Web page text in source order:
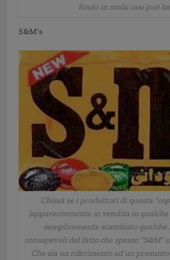
fondo in molti casi può
S&M’s
Chissà se i produttori di questa
(apparentemente in vendita in qualche
semplicemente scambiato
consapevoli del fatto che spesso “S&M”
Che sia un riferimento ad un